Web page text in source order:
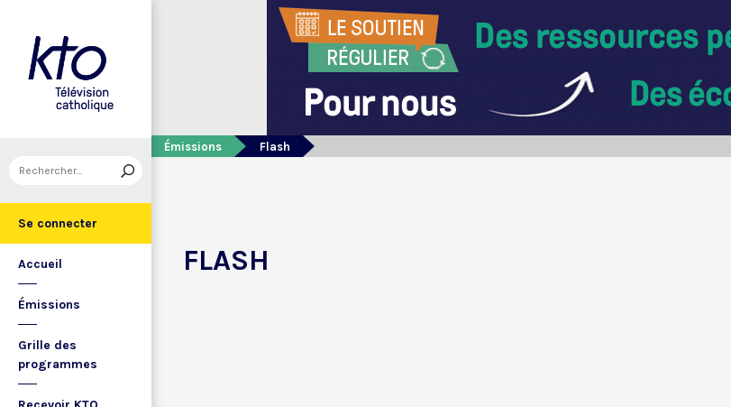
Se connecter
Accueil
Émissions
Grille des
programmes
Émissions Flash
FLASH